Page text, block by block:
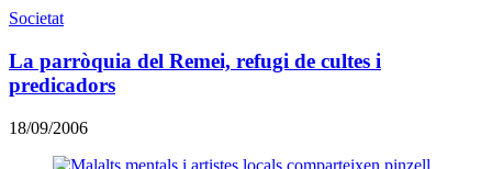
Societat
La parròquia del Remei, refugi de cultes i
predicadors
18/09/2006